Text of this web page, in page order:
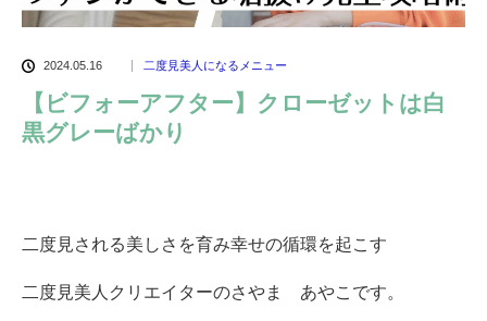
2024.05.16 二度見美人になるメニュー
【ビフォーアフター】クローゼットは白
黒グレーばかり
二度見される美しさを育み幸せの循環を起こす
二度見美人クリエイターのさやま あやこです。